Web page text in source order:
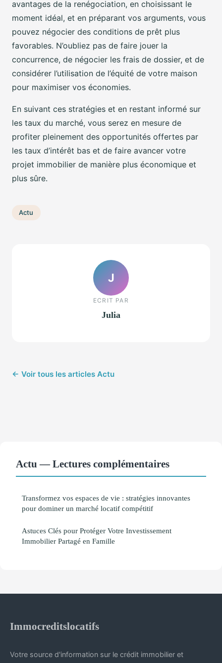
avantages de la renégociation, en choisissant le
moment idéal, et en préparant vos arguments, vous
pouvez négocier des conditions de prêt plus
favorables. N’oubliez pas de faire jouer la
concurrence, de négocier les frais de dossier, et de
considérer l’utilisation de l’équité de votre maison
pour maximiser vos économies.
En suivant ces stratégies et en restant informé sur
les taux du marché, vous serez en mesure de
profiter pleinement des opportunités offertes par
les taux d’intérêt bas et de faire avancer votre
projet immobilier de manière plus économique et
plus sûre.
Actu
J
ECRIT PAR
Julia
← Voir tous les articles Actu
Actu — Lectures complémentaires
Transformez vos espaces de vie : stratégies innovantes
pour dominer un marché locatif compétitif
Astuces Clés pour Protéger Votre Investissement
Immobilier Partagé en Famille
Immocreditslocatifs
Votre source d'information sur le crédit immobilier et